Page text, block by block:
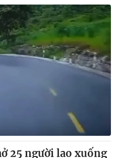
25 người lao xuống